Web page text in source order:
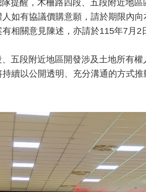
提醒，木柵路四段、五段附近地
如有協議價購意願，請於期限內
相關意見陳述，亦請於115年7月
五段附近地區開發涉及土地所有
續以公開透明、充分溝通的方式